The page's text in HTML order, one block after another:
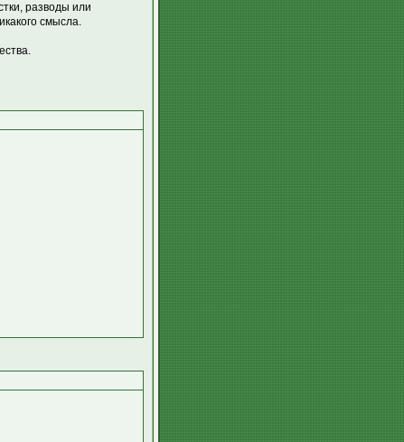
разводы или
смысла.